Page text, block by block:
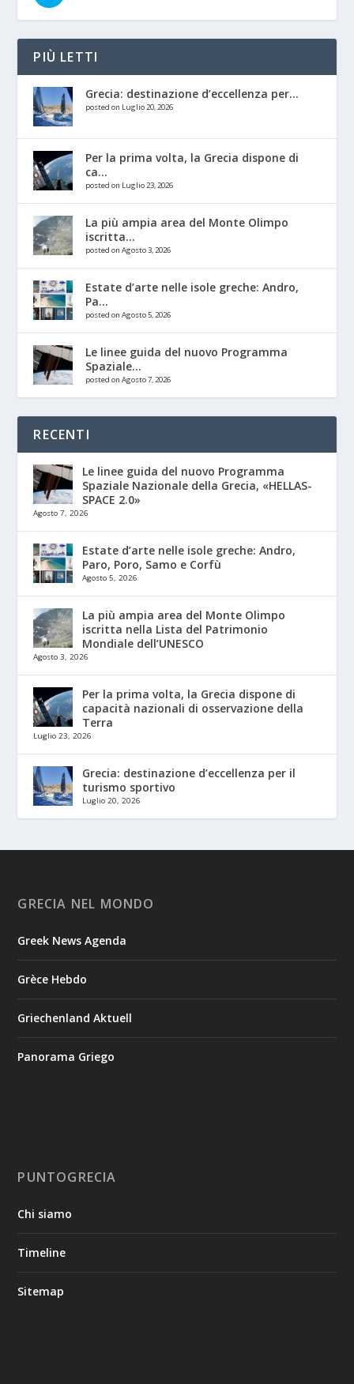
PIÙ LETTI
Grecia: destinazione d’eccellenza per...
posted on Luglio 20, 2026
Per la prima volta, la Grecia dispone di
ca...
posted on Luglio 23, 2026
La più ampia area del Monte Olimpo
iscritta...
posted on Agosto 3, 2026
Estate d’arte nelle isole greche: Andro,
Pa...
posted on Agosto 5, 2026
Le linee guida del nuovo Programma
Spaziale...
posted on Agosto 7, 2026
RECENTI
Le linee guida del nuovo Programma
Spaziale Nazionale della Grecia, «HELLAS-
SPACE 2.0»
Agosto 7, 2026
Estate d’arte nelle isole greche: Andro,
Paro, Poro, Samo e Corfù
Agosto 5, 2026
La più ampia area del Monte Olimpo
iscritta nella Lista del Patrimonio
Mondiale dell’UNESCO
Agosto 3, 2026
Per la prima volta, la Grecia dispone di
capacità nazionali di osservazione della
Terra
Luglio 23, 2026
Grecia: destinazione d’eccellenza per il
turismo sportivo
Luglio 20, 2026
GRECIA NEL MONDO
Greek News Agenda
Grèce Hebdo
Griechenland Aktuell
Panorama Griego
PUNTOGRECIA
Chi siamo
Timeline
Sitemap